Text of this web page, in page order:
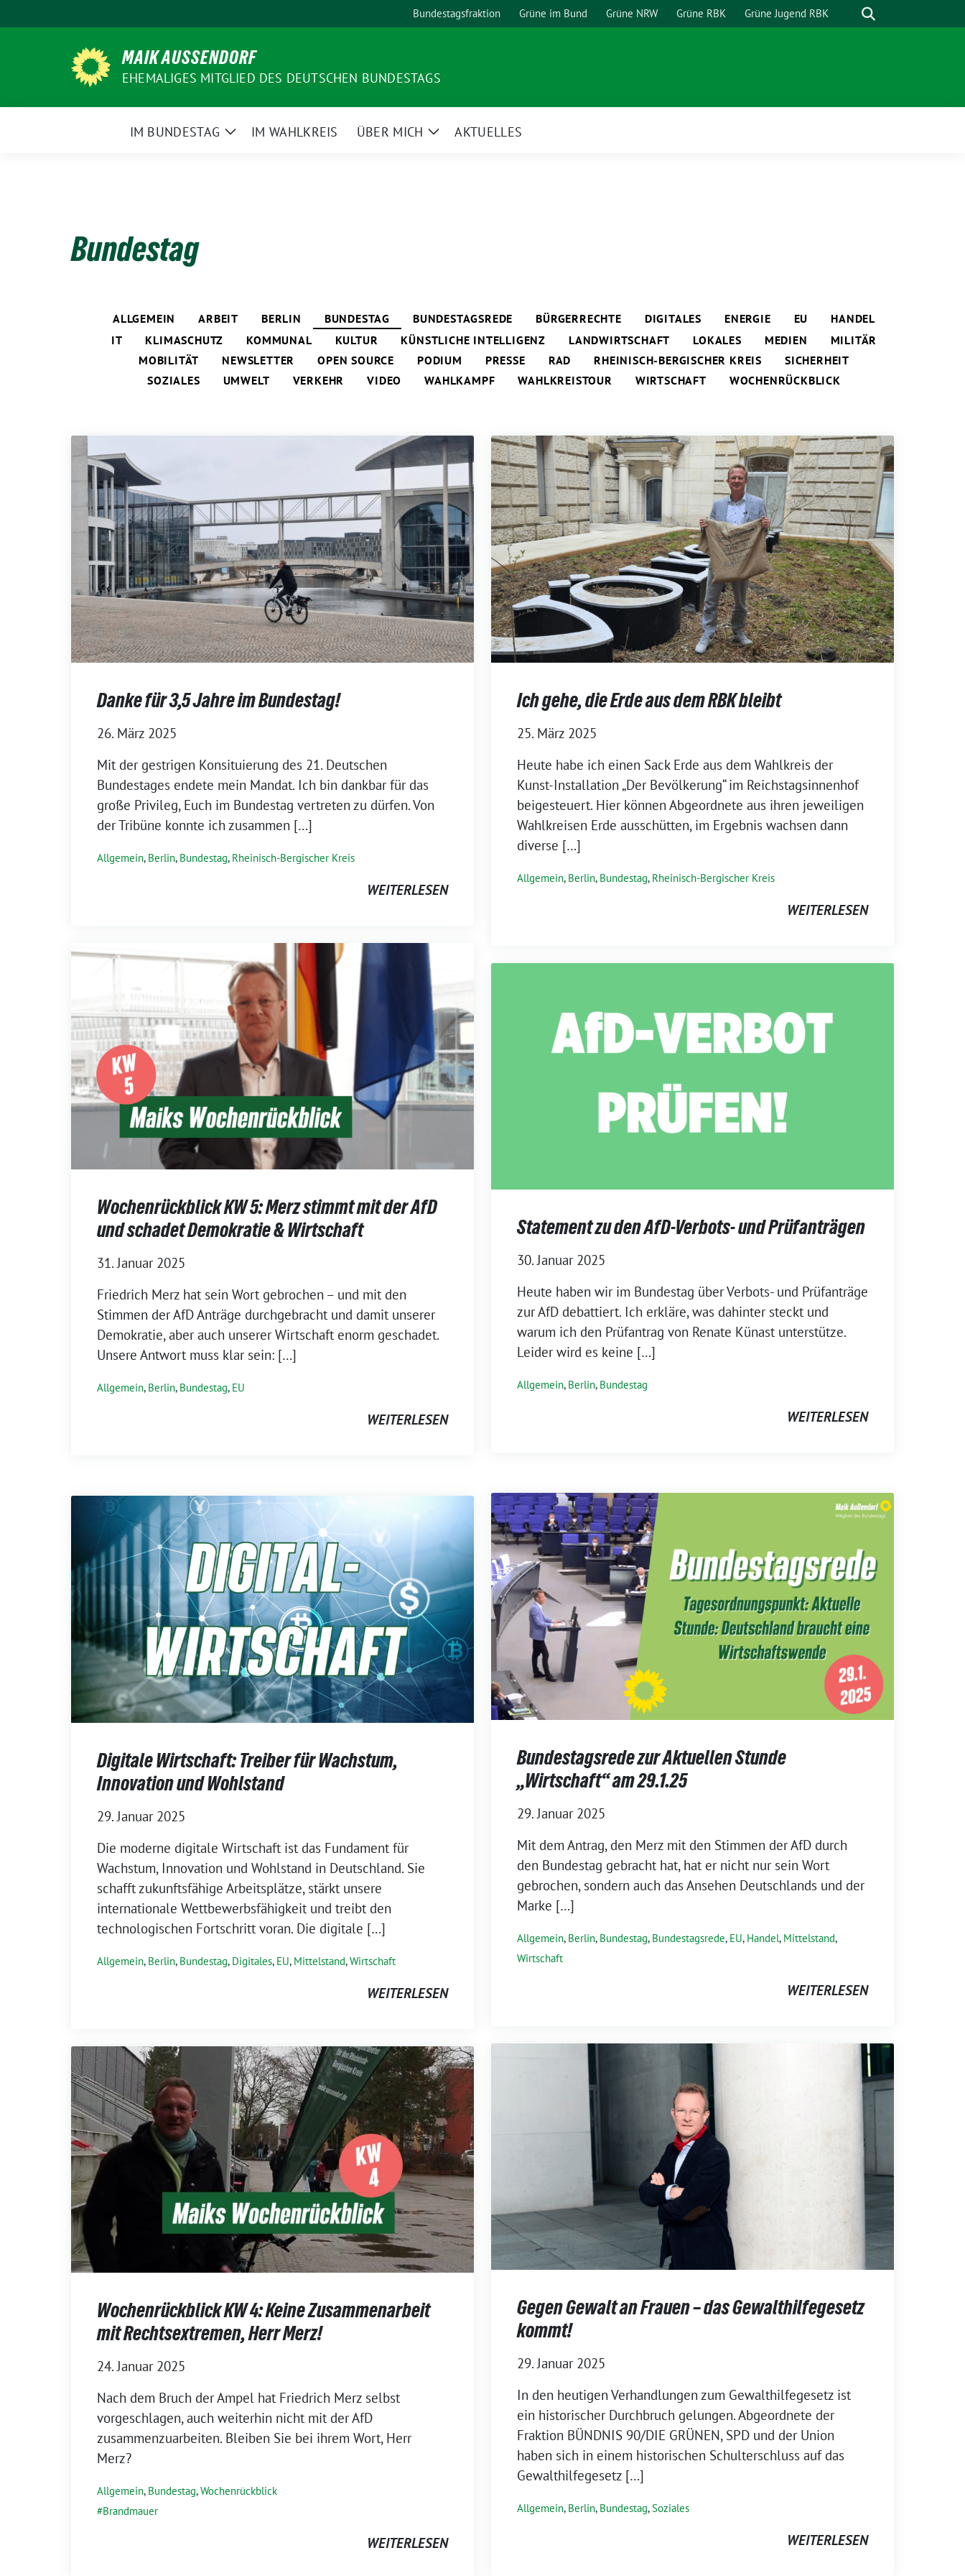
zum
Bundestagsfraktion Grüne im Bund Grüne NRW Grüne RBK Grüne Jugend RBK Suche
MAIK AUSSENDORF
EHEMALIGES MITGLIED DES DEUTSCHEN BUNDESTAGS
IM BUNDESTAG
ZeigeIM WAHLKREIS ÜBER MICH
ZeigeAKTUELLES
Bundestag
ALLGEMEIN ARBEIT BERLIN BUNDESTAG BUNDESTAGSREDE BÜRGERRECHTE DIGITALES ENERGIE EU
HANDEL
IT
KLIMASCHUTZ KOMMUNAL KULTUR KÜNSTLICHE INTELLIGENZ LANDWIRTSCHAFT LOKALES MEDIEN
MILITÄR
MOBILITÄT
NEWSLETTER OPEN SOURCE PODIUM PRESSE RAD RHEINISCH-BERGISCHER KREIS
SICHERHEIT
SOZIALES
UMWELT VERKEHR VIDEO WAHLKAMPF WAHLKREISTOUR WIRTSCHAFT WOCHENRÜCKBLICK
Danke für 3,5 Jahre im Bundestag!
26. März 2025
Mit der gestrigen Konsituierung des 21. Deutschen
Bundestages endete mein Mandat. Ich bin dankbar für das
große Privileg, Euch im Bundestag vertreten zu dürfen. Von
der Tribüne konnte ich zusammen […]
Allgemein, Berlin, Bundestag, Rheinisch-Bergischer Kreis
WEITERLESEN
Ich gehe, die Erde aus dem RBK bleibt
25. März 2025
Heute habe ich einen Sack Erde aus dem Wahlkreis der
Kunst-Installation „Der Bevölkerung“ im Reichstagsinnenhof
beigesteuert. Hier können Abgeordnete aus ihren jeweiligen
Wahlkreisen Erde ausschütten, im Ergebnis wachsen dann
diverse […]
Allgemein, Berlin, Bundestag, Rheinisch-Bergischer Kreis
WEITERLESEN
Wochenrückblick KW 5: Merz stimmt mit der AfD
und schadet Demokratie & Wirtschaft
31. Januar 2025
Friedrich Merz hat sein Wort gebrochen – und mit den
Stimmen der AfD Anträge durchgebracht und damit unserer
Demokratie, aber auch unserer Wirtschaft enorm geschadet.
Unsere Antwort muss klar sein: […]
Allgemein, Berlin, Bundestag, EU
WEITERLESEN
Statement zu den AfD-Verbots- und Prüfanträgen
30. Januar 2025
Heute haben wir im Bundestag über Verbots- und Prüfanträge
zur AfD debattiert. Ich erkläre, was dahinter steckt und
warum ich den Prüfantrag von Renate Künast unterstütze.
Leider wird es keine […]
Allgemein, Berlin, Bundestag
WEITERLESEN
Bundestagsrede zur Aktuellen Stunde
„Wirtschaft“ am 29.1.25
29. Januar 2025
Mit dem Antrag, den Merz mit den Stimmen der AfD durch
den Bundestag gebracht hat, hat er nicht nur sein Wort
gebrochen, sondern auch das Ansehen Deutschlands und der
Marke […]
Allgemein, Berlin, Bundestag, Bundestagsrede, EU, Handel, Mittelstand,
Wirtschaft
WEITERLESEN
Digitale Wirtschaft: Treiber für Wachstum,
Innovation und Wohlstand
29. Januar 2025
Die moderne digitale Wirtschaft ist das Fundament für
Wachstum, Innovation und Wohlstand in Deutschland. Sie
schafft zukunftsfähige Arbeitsplätze, stärkt unsere
internationale Wettbewerbsfähigkeit und treibt den
technologischen Fortschritt voran. Die digitale […]
Allgemein, Berlin, Bundestag, Digitales, EU, Mittelstand,Wirtschaft
WEITERLESEN
Gegen Gewalt an Frauen – das Gewalthilfegesetz
kommt!
29. Januar 2025
In den heutigen Verhandlungen zum Gewalthilfegesetz ist
ein historischer Durchbruch gelungen. Abgeordnete der
Fraktion BÜNDNIS 90/DIE GRÜNEN, SPD und der Union
haben sich in einem historischen Schulterschluss auf das
Gewalthilfegesetz […]
Allgemein, Berlin, Bundestag,Soziales
WEITERLESEN
Wochenrückblick KW 4: Keine Zusammenarbeit
mit Rechtsextremen, Herr Merz!
24. Januar 2025
Nach dem Bruch der Ampel hat Friedrich Merz selbst
vorgeschlagen, auch weiterhin nicht mit der AfD
zusammenzuarbeiten. Bleiben Sie bei ihrem Wort, Herr
Merz?
Allgemein, Bundestag,Wochenrückblick
Brandmauer
WEITERLESEN